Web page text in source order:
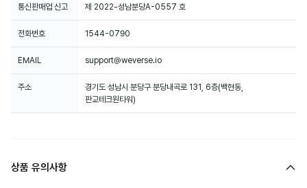
통신판매업 신고 제 2022-성남분당A-0557 호
전화번호 1544-0790
EMAIL support@weverse.io
주소
경기도 성남시 분당구 분당내곡로 131, 6층(백현동,
판교테크원타워)
상품 유의사항